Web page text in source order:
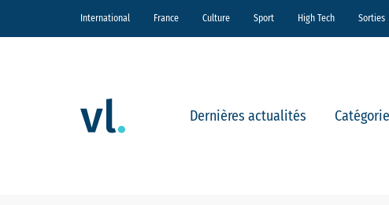
International France Culture Sport High Tech Sorties
Dernières actualités